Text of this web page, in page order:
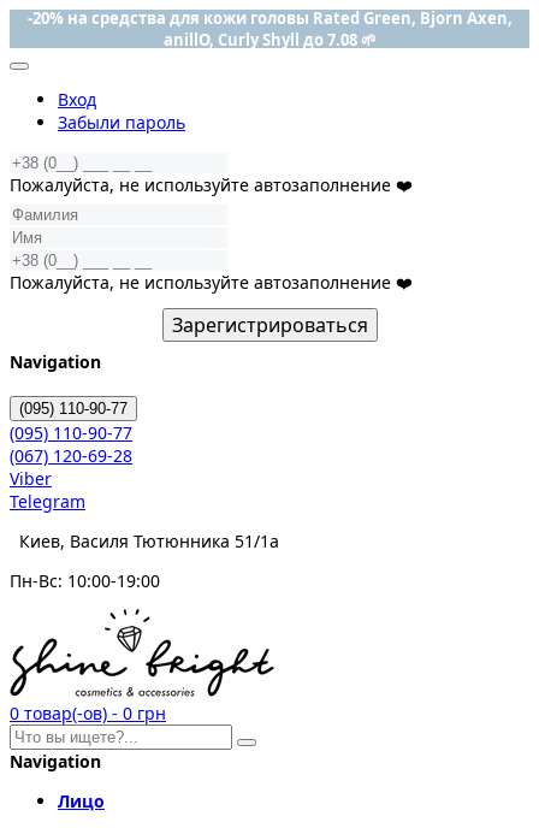
-20% на средства для кожи головы Rated Green, Bjorn Axen,
anillO, Curly Shyll до 7.08 🌱
Вход
Забыли пароль
Пожалуйста, не используйте автозаполнение ❤️
Пожалуйста, не используйте автозаполнение ❤️
Зарегистрироваться
Navigation
(095) 110-90-77
(095) 110-90-77
(067) 120-69-28
Viber
Telegram
Киев, Василя Тютюнника 51/1а
Пн-Вс: 10:00-19:00
0 товар(-ов) - 0 грн
Navigation
Лицо